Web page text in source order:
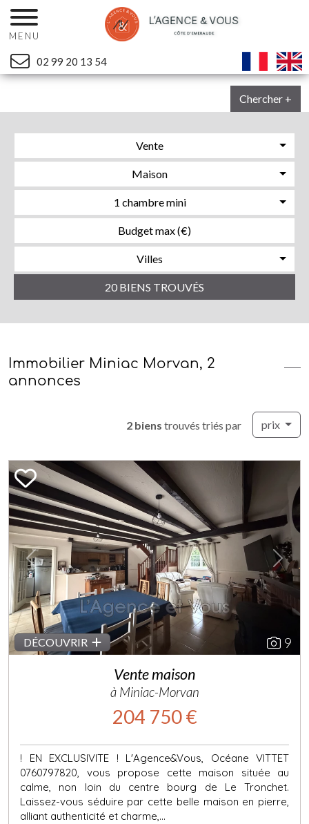
MENU
02 99 20 13 54
Chercher +
Vente
Maison
1 chambre mini
Villes
20 BIENS TROUVÉS
Immobilier Miniac Morvan, 2
annonces
2 biens trouvés triés par prix
Previous Next
DÉCOUVRIR 9
Vente maison
à Miniac-Morvan
204 750 €
! EN EXCLUSIVITE ! L'Agence&Vous, Océane VITTET
0760797820, vous propose cette maison située au
calme, non loin du centre bourg de Le Tronchet.
Laissez-vous séduire par cette belle maison en pierre,
alliant authenticité et charme,...